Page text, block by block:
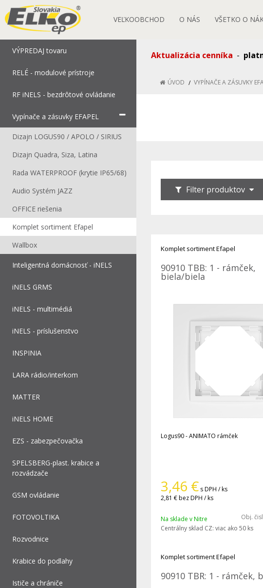
VEĽKOOBCHOD O NÁS VŠETKO O
VÝPREDAJ tovaru
RELÉ - modulové prístroje
RF iNELS - bezdrôtové ovládanie
Vypínače a zásuvky EFAPEL
Dizajn LOGUS90 / APOLO / SIRIUS
Dizajn Quadra, Siza, Latina
Rada WATERPROOF (krytie IP65/68)
Audio Systém JAZZ
OFFICE riešenia
Komplet sortiment Efapel
Wallbox
Inteligentná domácnosť - iNELS
iNELS GRMS
iNELS - multimédiá
iNELS - príslušenstvo
INSPINIA
LARA rádio/interkom
MATTER
iNELS HOME
EZS - zabezpečovačka
SPELSBERG-plast. krabice a
rozvádzače
GSM ovládanie
FOTOVOLTIKA
Rozvodnice
Krabice do podlahy
Ističe a chrániče
Aktualizácia cenníka -
ÚVOD VYPÍNAČE A ZÁSUVKY
Filter produktov
Komplet sortiment Efapel
90910 TBB: 1 - rámček,
biela/biela
Logus90 - ANIMATO rámček
3,46 € s DPH / ks
2,81 €bez DPH / ks
Na sklade v Nitre Obj.
Centrálny sklad CZ: viac ako 50 ks
Komplet sortiment Efapel
90910 TBR: 1 - rámček,